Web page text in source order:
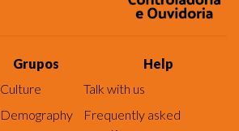
Grupos
Culture
Demography
Help
Talk with us
Frequently asked